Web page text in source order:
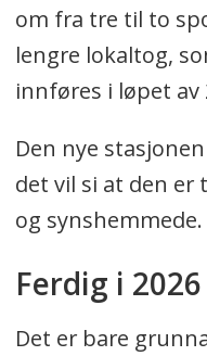
om fra tre til to
lengre lokaltog,
innføres i løpet av
Den nye
det vil si at den er
og synshemmede.
Ferdig i 2026
Det er bare